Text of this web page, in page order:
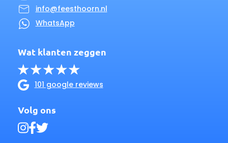
info@feesthoorn.nl
WhatsApp
Wat klanten zeggen
101 google reviews
Volg ons